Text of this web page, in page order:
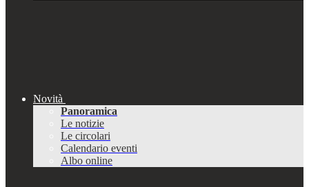
Novità
Panoramica
Le notizie
Le circolari
Calendario eventi
Albo online